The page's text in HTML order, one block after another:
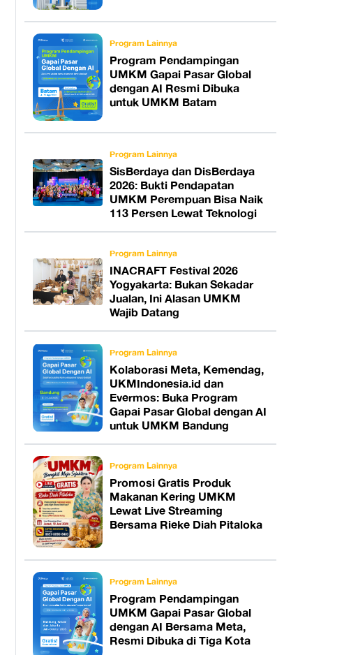
Program Lainnya
Program Pendampingan
UMKM Gapai Pasar Global
dengan AI Resmi Dibuka
untuk UMKM Batam
Program Lainnya
SisBerdaya dan DisBerdaya
2026: Bukti Pendapatan
UMKM Perempuan Bisa Naik
113 Persen Lewat Teknologi
Program Lainnya
INACRAFT Festival 2026
Yogyakarta: Bukan Sekadar
Jualan, Ini Alasan UMKM
Wajib Datang
Program Lainnya
Kolaborasi Meta, Kemendag,
UKMIndonesia.id dan
Evermos: Buka Program
Gapai Pasar Global dengan AI
untuk UMKM Bandung
Program Lainnya
Promosi Gratis Produk
Makanan Kering UMKM
Lewat Live Streaming
Bersama Rieke Diah Pitaloka
Program Lainnya
Program Pendampingan
UMKM Gapai Pasar Global
dengan AI Bersama Meta,
Resmi Dibuka di Tiga Kota